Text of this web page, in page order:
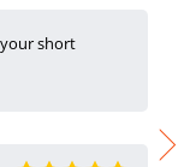
short